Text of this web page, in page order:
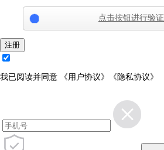
点击按钮进行验证
注册
我已阅读并同意 《用户协议》 《隐私协议》